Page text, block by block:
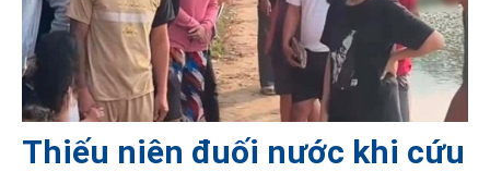
Thiếu niên đuối nước khi cứu